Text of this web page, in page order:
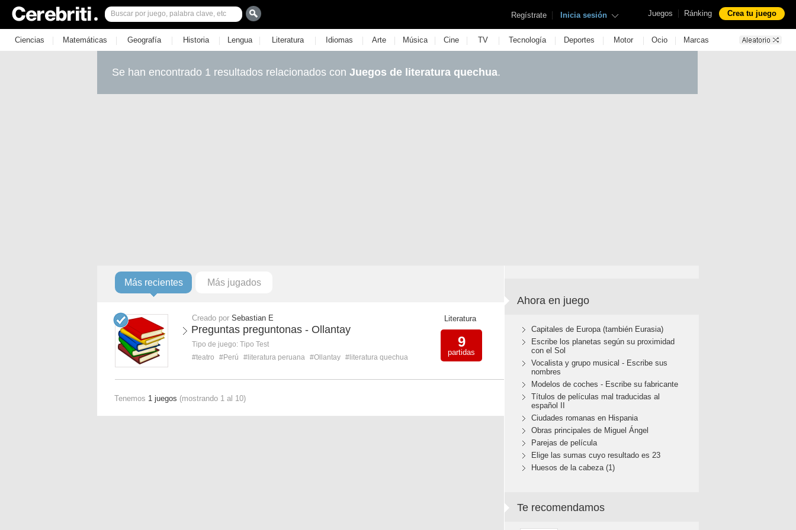
Juegos | Ránking Crea tu juego
Regístrate | Inicia sesión
Ciencias | Matemáticas | Geografía | Historia | Lengua | Literatura | Idiomas | Arte | Música | Cine | TV | Tecnología | Deportes | Motor | Ocio | Marcas
Se han encontrado 1 resultados relacionados con Juegos de literatura quechua.
Más recientes Más jugados
Creado por Sebastian E
Preguntas preguntonas - Ollantay
Tipo de juego: Tipo Test
#teatro
#Perú #literatura peruana #Ollantay #literatura quechua
Literatura
9
partidas
Tenemos 1 juegos (mostrando 1 al 10)
Ahora en juego
Capitales de Europa (también Eurasia)
Escribe los planetas según su proximidad
con el Sol
Vocalista y grupo musical - Escribe sus
nombres
Modelos de coches - Escribe su fabricante
Títulos de películas mal traducidas al
español II
Ciudades romanas en Hispania
Obras principales de Miguel Ángel
Parejas de película
Elige las sumas cuyo resultado es 23
Huesos de la cabeza (1)
Te recomendamos